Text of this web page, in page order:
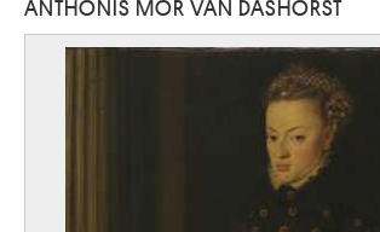
ANTHONIS MOR VAN DASHORST